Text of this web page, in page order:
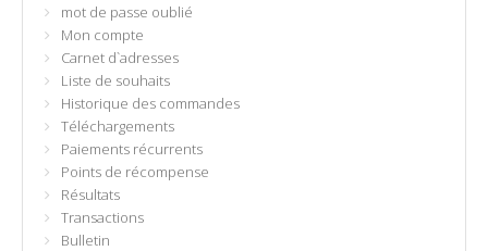
mot de passe oublié
Mon compte
Carnet d`adresses
Liste de souhaits
Historique des commandes
Téléchargements
Paiements récurrents
Points de récompense
Résultats
Transactions
Bulletin